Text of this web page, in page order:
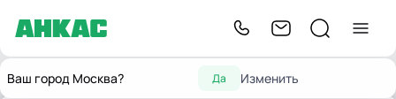
Ваш город Москва? Да Изменить
ГлавнаяОборудование для автосервисаКатушки Brabo